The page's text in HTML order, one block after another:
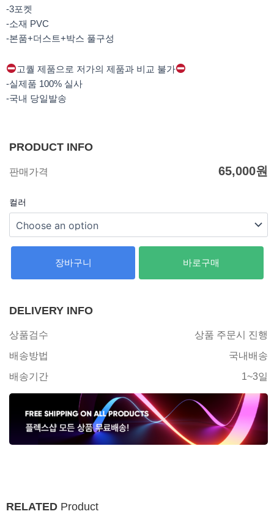
-3포켓
-소재 PVC
-본품+더스트+박스 풀구성
고퀄 제품으로 저가의 제품과 비교 불가
-실제품 100% 실사
-국내 당일발송
PRODUCT INFO
판매가격 65,000원
컬러
장바구니 바로구매
DELIVERY INFO
상품검수
상품 주문시 진행
배송방법
국내배송
배송기간
1~3일
RELATED Product